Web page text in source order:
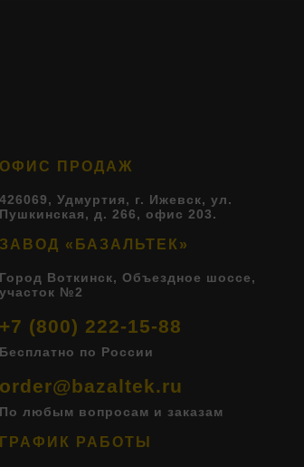
ОФИС ПРОДАЖ
426069, Удмуртия, г. Ижевск, ул.
Пушкинская, д. 266, офис 203.
ЗАВОД «БАЗАЛЬТЕК»
Город Воткинск, Объездное шоссе,
участок №2
+7 (800) 222-15-88
Бесплатно по России
order@bazaltek.ru
По любым вопросам и заказам
ГРАФИК РАБОТЫ